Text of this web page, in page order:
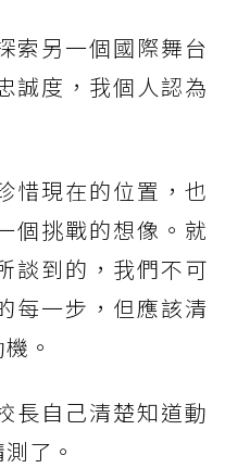
索另一個國際舞台
誠度，我個人認為
惜現在的位置，也
個挑戰的想像。就
談到的，我們不可
每一步，但應該清
。
長自己清楚知道動
了。